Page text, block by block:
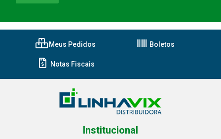
Meus Pedidos Boletos
Notas Fiscais
Institucional